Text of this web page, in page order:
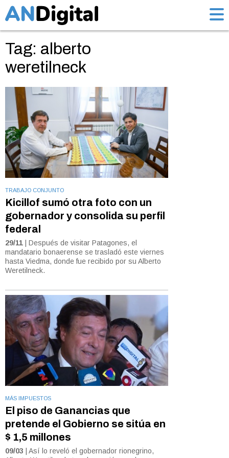
Tag: alberto
weretilneck
TRABAJO CONJUNTO
Kicillof sumó otra foto con un
gobernador y consolida su perfil
federal
29/11 | Después de visitar Patagones, el
mandatario bonaerense se trasladó este viernes
hasta Viedma, donde fue recibido por su Alberto
Weretilneck.
MÁS IMPUESTOS
El piso de Ganancias que
pretende el Gobierno se sitúa en
$ 1,5 millones
09/03 | Así lo reveló el gobernador rionegrino,